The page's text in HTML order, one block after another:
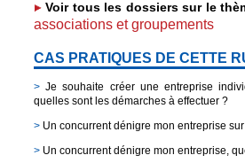
Voir tous les dossiers sur le
associations et groupements
CAS PRATIQUES DE CETTE
> Je souhaite créer une entreprise
quelles sont les démarches à effectuer ?
> Un concurrent dénigre mon entreprise
> Un concurrent dénigre mon entreprise,